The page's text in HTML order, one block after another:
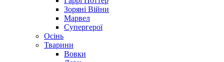
Зоряні Війни
Марвел
Супергерої
Осінь
Тварини
Вовки